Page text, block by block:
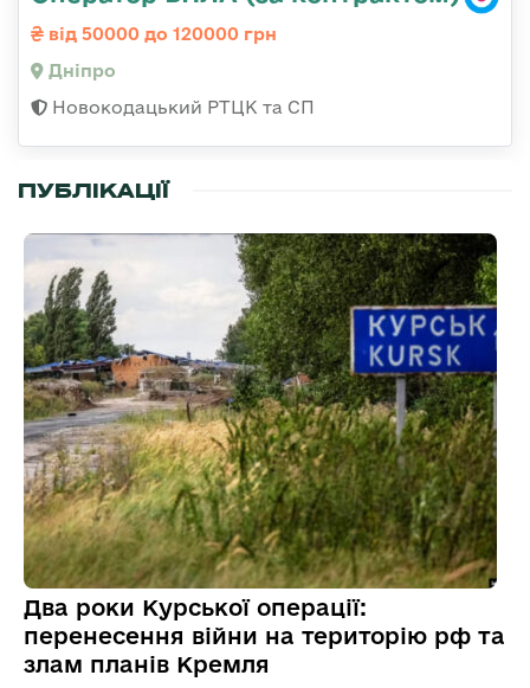
від 50000 до 120000 грн
Дніпро
Новокодацький РТЦК та СП
ПУБЛІКАЦІЇ
Два роки Курської операції:
перенесення війни на територію рф та
злам планів Кремля